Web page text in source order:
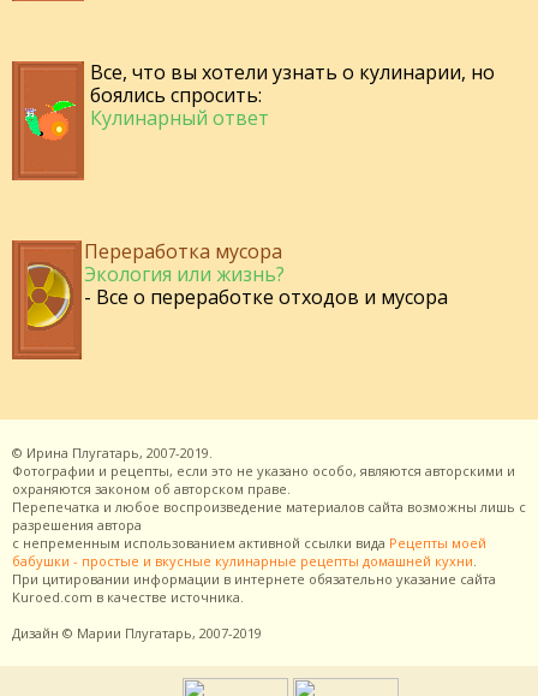
Все, что вы хотели узнать о кулинарии, но
боялись спросить:
Кулинарный ответ
Переработка мусора
Экология или жизнь?
- Все о переработке отходов и мусора
© Ирина Плугатарь, 2007-2019.
Фотографии и рецепты, если это не указано особо, являются авторскими и
охраняются законом об авторском праве.
Перепечатка и любое воспроизведение материалов сайта возможны лишь с
разрешения автора
с непременным использованием активной ссылки вида Рецепты моей
бабушки - простые и вкусные кулинарные рецепты домашней кухни.
При цитировании информации в интернете обязательно указание сайта
Kuroed.com в качестве источника.
Дизайн © Марии Плугатарь, 2007-2019